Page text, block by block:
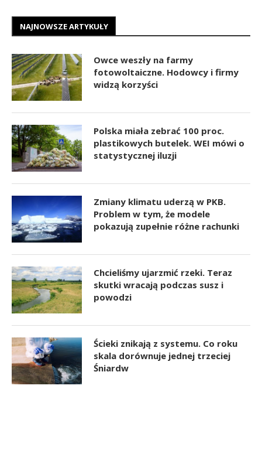
NAJNOWSZE ARTYKUŁY
Owce weszły na farmy
fotowoltaiczne. Hodowcy i firmy
widzą korzyści
Polska miała zebrać 100 proc.
plastikowych butelek. WEI mówi o
statystycznej iluzji
Zmiany klimatu uderzą w PKB.
Problem w tym, że modele
pokazują zupełnie różne rachunki
Chcieliśmy ujarzmić rzeki. Teraz
skutki wracają podczas susz i
powodzi
Ścieki znikają z systemu. Co roku
skala dorównuje jednej trzeciej
Śniardw